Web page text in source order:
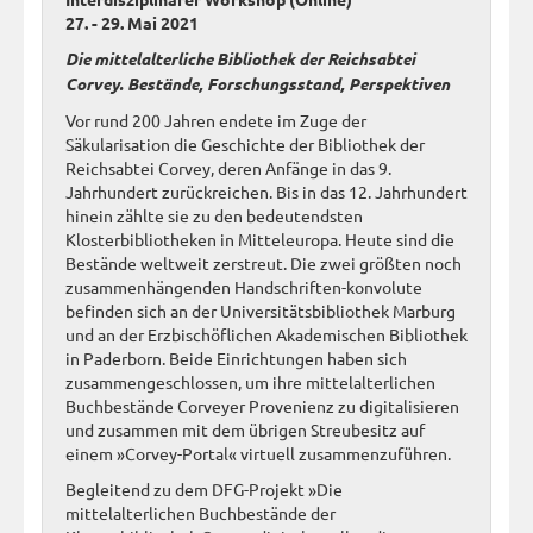
27. - 29. Mai 2021
Die mittelalterliche Bibliothek der Reichsabtei
Corvey. Bestände, Forschungsstand, Perspektiven
Vor rund 200 Jahren endete im Zuge der
Säkularisation die Geschichte der Bibliothek der
Reichsabtei Corvey, deren Anfänge in das 9.
Jahrhundert zurückreichen. Bis in das 12. Jahrhundert
hinein zählte sie zu den bedeutendsten
Klosterbibliotheken in Mitteleuropa. Heute sind die
Bestände weltweit zerstreut. Die zwei größten noch
zusammenhängenden Handschriften-konvolute
befinden sich an der Universitätsbibliothek Marburg
und an der Erzbischöflichen Akademischen Bibliothek
in Paderborn. Beide Einrichtungen haben sich
zusammengeschlossen, um ihre mittelalterlichen
Buchbestände Corveyer Provenienz zu digitalisieren
und zusammen mit dem übrigen Streubesitz auf
einem »Corvey-Portal« virtuell zusammenzuführen.
Begleitend zu dem DFG-Projekt »Die
mittelalterlichen Buchbestände der